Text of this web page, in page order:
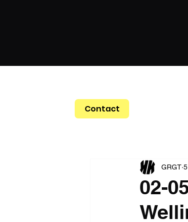
Contact
02-
GRGT